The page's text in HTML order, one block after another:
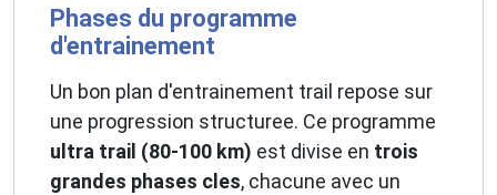
Phases du programme
d'entrainement
Un bon plan d'entrainement trail repose sur
une progression structuree. Ce programme
ultra trail (80-100 km) est divise en trois
grandes phases cles, chacune avec un